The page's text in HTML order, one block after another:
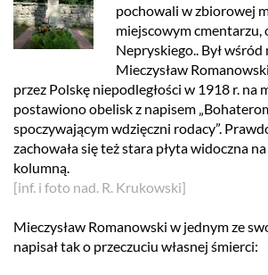
pochowali w zbiorowej
miejscowym
Nepryskiego.. Był
Mieczysław
przez Polskę niepodległości w 1918 r. na
postawiono obelisk z napisem
spoczywającym wdzięczni rodacy”.
zachowała się też stara płyta widoczna
kolumną.
[inf. i foto nad. R. Krukowski]
Mieczysław Romanowski w jednym ze
napisał tak o przeczuciu własnej śmierci: